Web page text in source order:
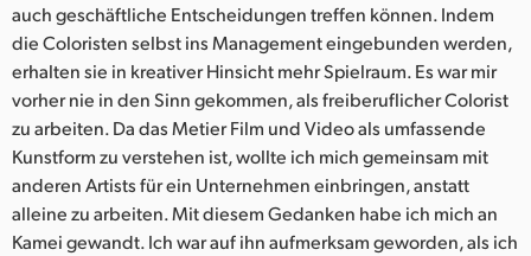
Chinese Taipei
Turkey
UAE
Ukraine
United Kingdom
auch geschäftliche Entscheidungen treffen können. Indem
die Coloristen selbst ins Management eingebunden werden,
erhalten sie in kreativer Hinsicht mehr Spielraum. Es war mir
vorher nie in den Sinn gekommen, als freiberuflicher Colorist
zu arbeiten. Da das Metier Film und Video als umfassende
Kunstform zu verstehen ist, wollte ich mich gemeinsam mit
anderen Artists für ein Unternehmen einbringen, anstatt
alleine zu arbeiten. Mit diesem Gedanken habe ich mich an
Kamei gewandt. Ich war auf ihn aufmerksam geworden, als ich